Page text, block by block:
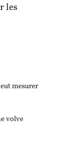
les
mesurer
volve